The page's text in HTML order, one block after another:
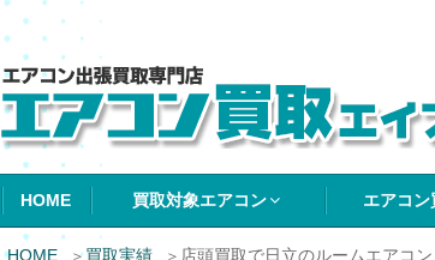
エアコン買取エイブ
HOME 買取対象エアコン エアコン
HOME 買取実績 店頭買取で日立のルームエアコ